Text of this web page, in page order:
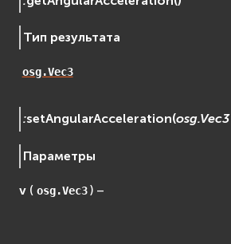
Фаиловая система (File System)
fs
Сеть (Network)
Тип результата
osg.Vec3
:setAngularAcceleration(osg.Vec3
Параметры
v ( osg.Vec3 ) –